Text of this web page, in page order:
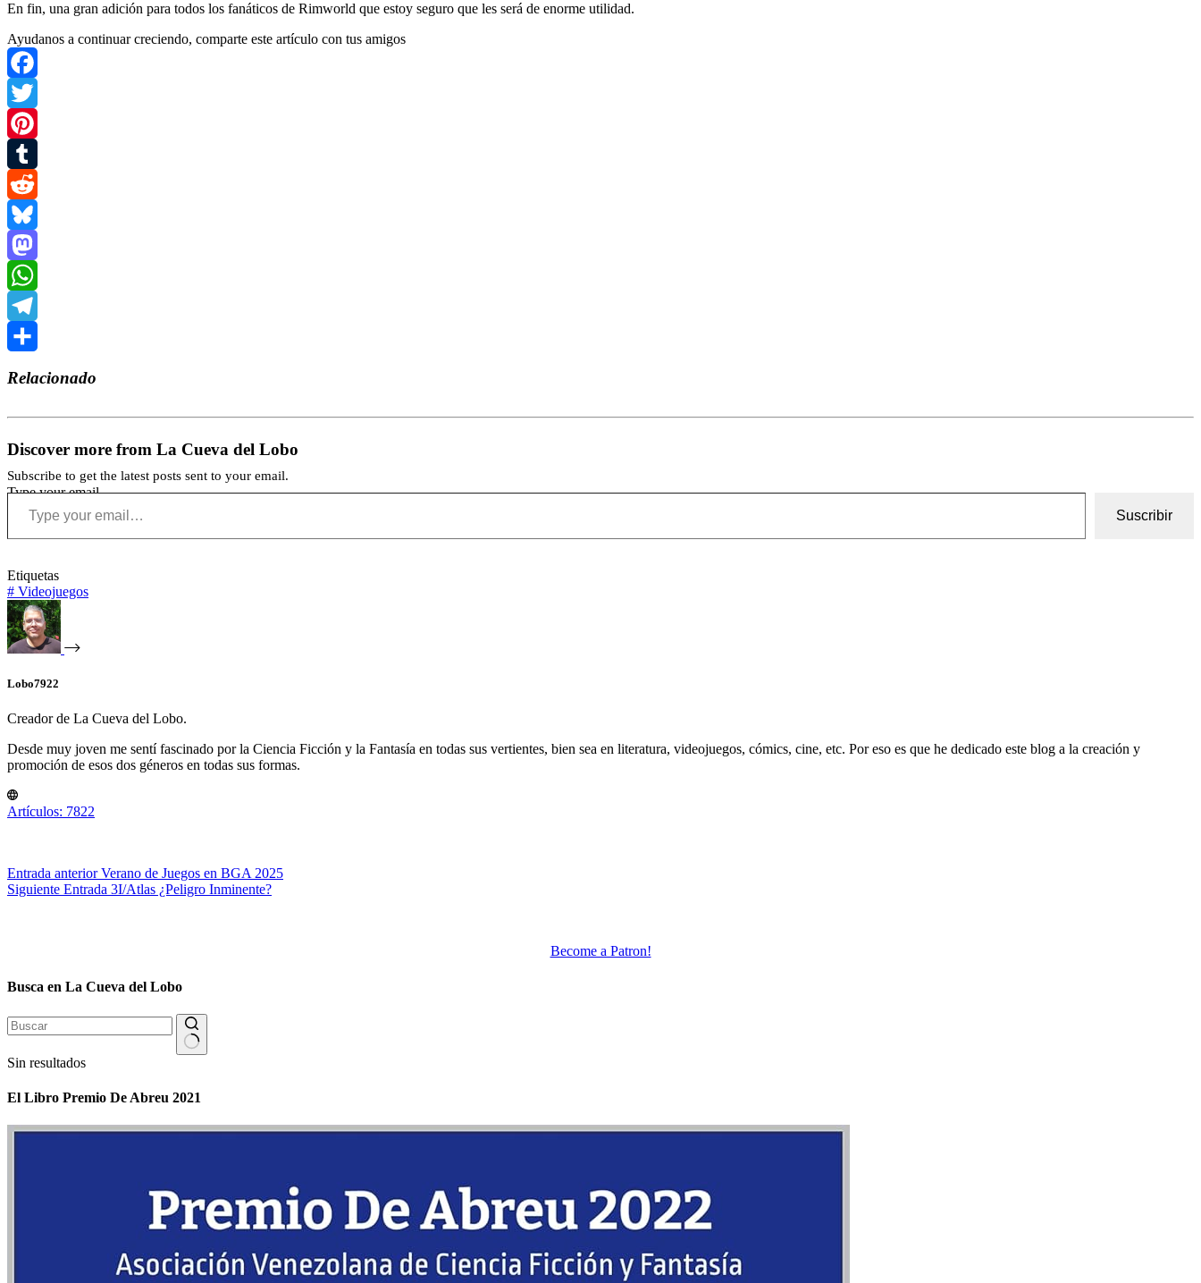
En fin, una gran adición para todos los fanáticos de Rimworld que estoy seguro que les será de enorme utilidad.
Ayudanos a continuar creciendo, comparte este artículo con tus amigos
Facebook
Twitter
Pinterest
Tumblr
Reddit
Bluesky
Mastodon
WhatsApp
Telegram
Relacionado
Discover more from La Cueva del Lobo
Subscribe to get the latest posts sent to your email.
Type your email…
Suscribir
Etiquetas
# Videojuegos
Lobo7922
Creador de La Cueva del Lobo.
Desde muy joven me sentí fascinado por la Ciencia Ficción y la Fantasía en todas sus vertientes, bien sea en literatura, videojuegos, cómics, cine, etc. Por eso es que he dedicado este blog a la creación y
promoción de esos dos géneros en todas sus formas.
Artículos: 7822
Entrada anteriorVerano de Juegos en BGA 2025
Siguiente Entrada 3I/Atlas ¿Peligro Inminente?
Become a Patron!
Busca en La Cueva del Lobo
Sin resultados
El Libro Premio De Abreu 2021